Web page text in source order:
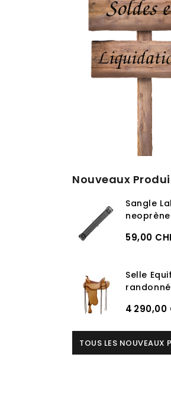
Nouveaux
Sangle
neoprène
59,00
Selle
4 290,00
TOUS LES NOUVEAUX